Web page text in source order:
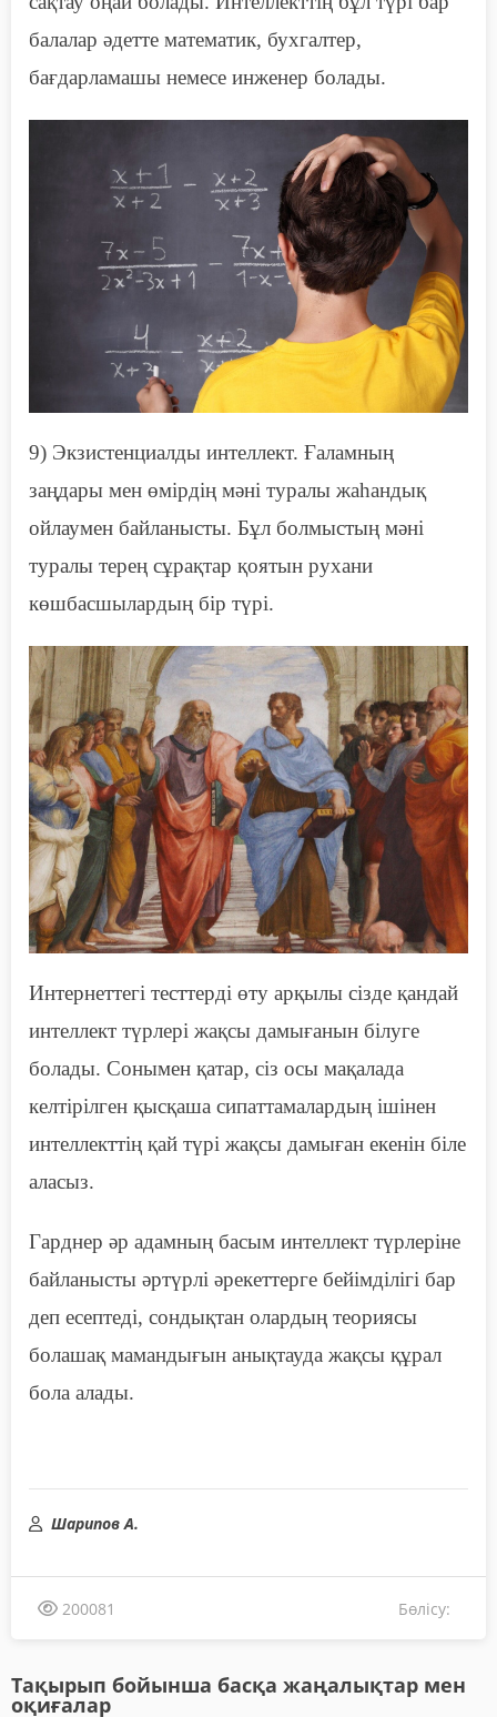
балалар әдетте математик, бухгалтер,
бағдарламашы немесе инженер болады.
9) Экзистенциалды интеллект. Ғаламның
заңдары мен өмірдің мәні туралы жаһандық
ойлаумен байланысты. Бұл болмыстың мәні
туралы терең сұрақтар қоятын рухани
көшбасшылардың бір түрі.
Интернеттегі тесттерді өту арқылы сізде қандай
интеллект түрлері жақсы дамығанын білуге
болады. Сонымен қатар, сіз осы мақалада
келтірілген қысқаша сипаттамалардың ішінен
интеллекттің қай түрі жақсы дамыған екенін біле
аласыз.
Гарднер әр адамның басым интеллект түрлеріне
байланысты әртүрлі әрекеттерге бейімділігі бар
деп есептеді, сондықтан олардың теориясы
болашақ мамандығын анықтауда жақсы құрал
бола алады.
Шарипов А.
200081 Бөлісу:
Тақырып бойынша басқа жаңалықтар мен
оқиғалар